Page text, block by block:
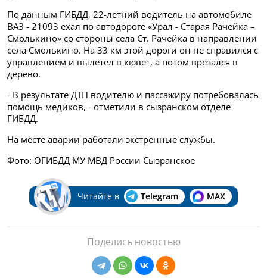
По данным ГИБДД, 22-летний водитель на автомобиле
ВАЗ - 21093 ехал по автодороге «Урал - Старая Рачейка –
Смолькино» со стороны села Ст. Рачейка в направлении
села Смолькино. На 33 км этой дороги он не справился с
управлением и вылетел в кювет, а потом врезался в
дерево.
- В результате ДТП водителю и пассажиру потребовалась
помощь медиков, - отметили в сызранском отделе
ГИБДД.
На месте аварии работали экстренные службы.
Фото: ОГИБДД МУ МВД России Сызранское
Читайте в Telegram MAX
Поделись новостью